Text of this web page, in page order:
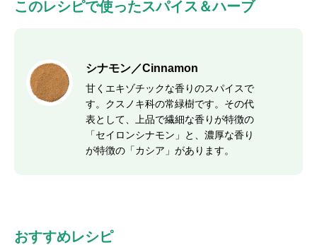
このレシピで使ったスパイス＆ハーブ
シナモン／Cinnamon
甘くエキゾチックな香りのスパイスで
す。クスノキ科の常緑樹です。その代
表として、上品で繊細な香りが特徴の
「セイロンシナモン」と、濃厚な香り
が特徴の「カシア」があります。
おすすめレシピ